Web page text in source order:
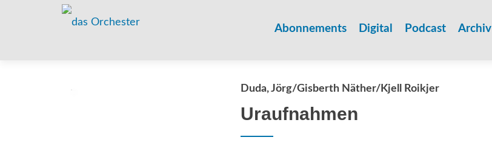
Abonnements Digital Podcast Archiv
Duda, Jörg/Gisberth Näther/Kjell Roikjer
Uraufnahmen